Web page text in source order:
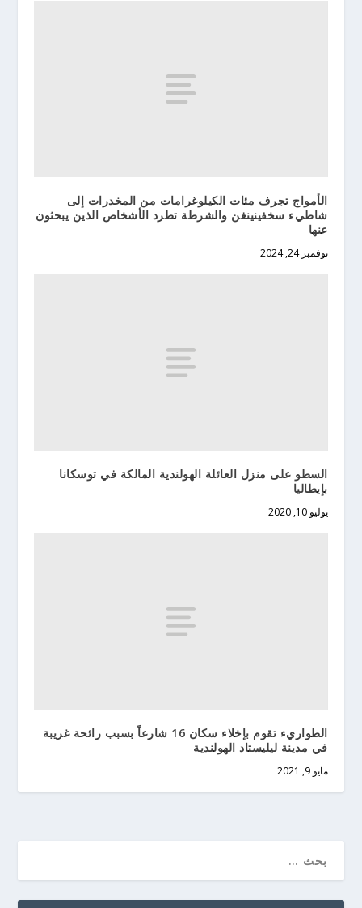
الأمواج تجرف مئات الكيلوغرامات من المخدرات إلى
شاطيء سخفينينغن والشرطة تطرد الأشخاص الذين يبحثون
عنها
نوفمبر 24, 2024
السطو على منزل العائلة الهولندية المالكة في توسكانا
بإيطاليا
يوليو 10, 2020
الطواريء تقوم بإخلاء سكان 16 شارعاً بسبب رائحة غريبة
في مدينة ليليستاد الهولندية
مايو 9, 2021